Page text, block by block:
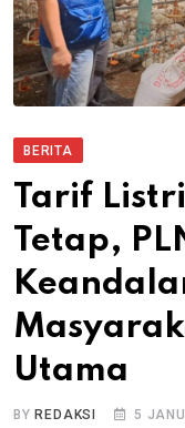
BERITA
Tarif
Tetap,
Utama
BYREDAKSI 5